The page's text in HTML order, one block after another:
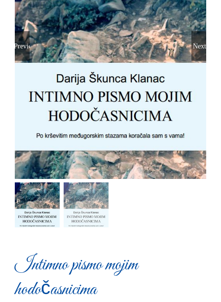
Previous Next
Intimno pismo mojim
hodočasnicima